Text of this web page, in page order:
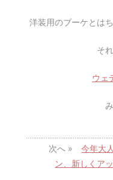
洋装用のブーケとは
そ
ウェ
次へ »今年大
ン、新しくア